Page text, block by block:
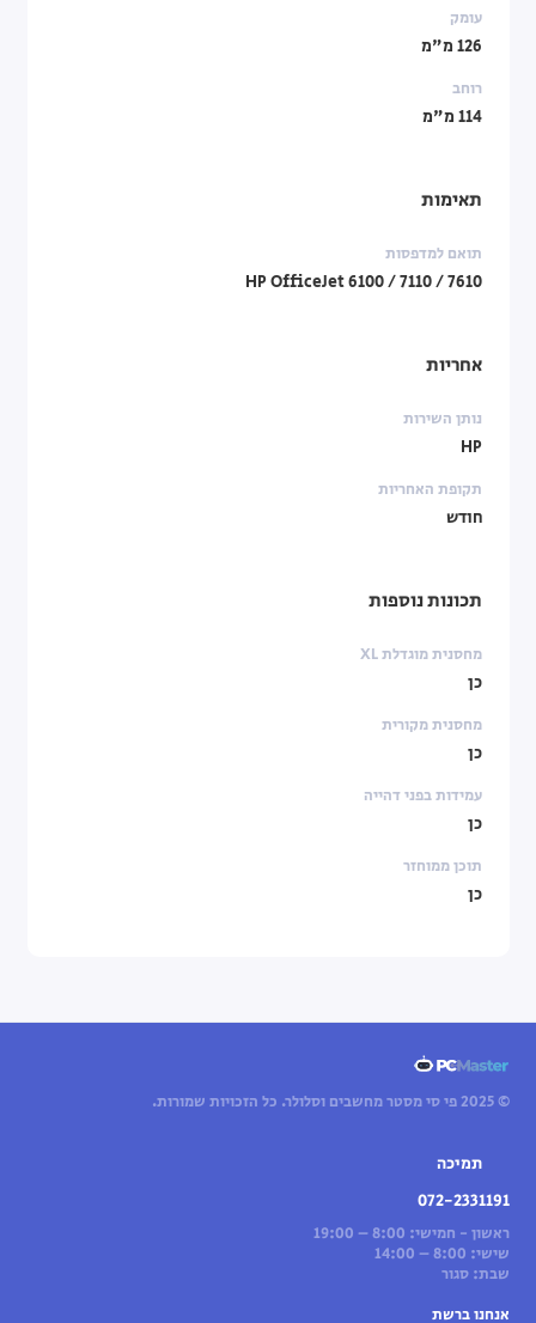
עומק
126 מ"מ
רוחב
114 מ"מ
תאימות
תואם למדפסות
HP OfficeJet 6100 / 7110 / 7610
אחריות
נותן השירות
HP
תקופת האחריות
חודש
תכונות נוספות
מחסנית מוגדלת XL
כן
מחסנית מקורית
כן
עמידות בפני דהייה
כן
תוכן ממוחזר
כן
© 2025 פי סי מסטר מחשבים וסלולר. כל הזכויות שמורות.
תמיכה
072-2331191
ראשון - חמישי: 8:00 – 19:00
שישי: 8:00 – 14:00
שבת: סגור
אנחנו ברשת